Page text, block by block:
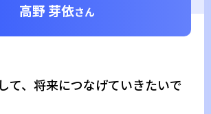
て、将来につなげていきたいで